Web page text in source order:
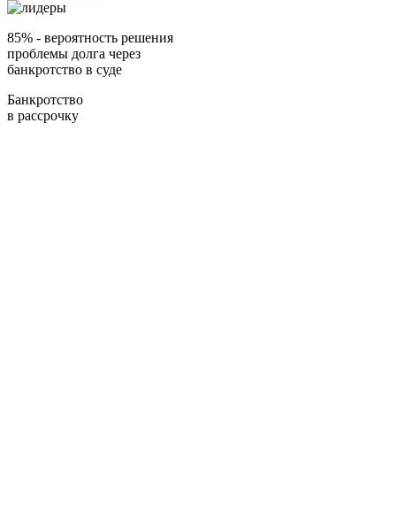
85% - вероятность решения
проблемы долга через
банкротство в суде
Банкротство
в рассрочку